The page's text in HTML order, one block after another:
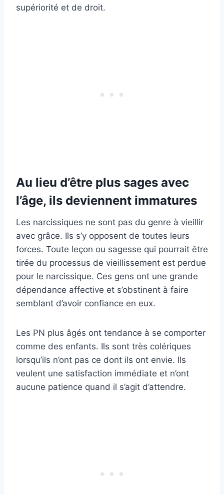
supériorité et de droit.
Au lieu d’être plus sages avec
l’âge, ils deviennent immatures
Les narcissiques ne sont pas du genre à vieillir
avec grâce. Ils s’y opposent de toutes leurs
forces. Toute leçon ou sagesse qui pourrait être
tirée du processus de vieillissement est perdue
pour le narcissique. Ces gens ont une grande
dépendance affective et s’obstinent à faire
semblant d’avoir confiance en eux.
Les PN plus âgés ont tendance à se comporter
comme des enfants. Ils sont très colériques
lorsqu’ils n’ont pas ce dont ils ont envie. Ils
veulent une satisfaction immédiate et n’ont
aucune patience quand il s’agit d’attendre.